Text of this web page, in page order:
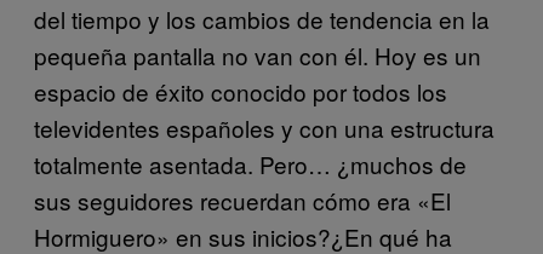
del tiempo y los cambios de tendencia en la
pequeña pantalla no van con él. Hoy es un
espacio de éxito conocido por todos los
televidentes españoles y con una estructura
totalmente asentada. Pero… ¿muchos de
sus seguidores recuerdan cómo era «El
Hormiguero» en sus inicios?¿En qué ha